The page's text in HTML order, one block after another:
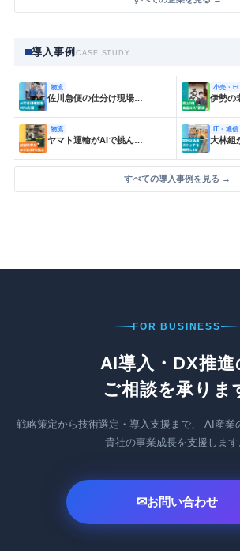
導入事例CASE STUDY
物流
佐川急便の仕分け現場…
小売・
伊勢の
物流
ヤマト運輸がAIで挑ん…
IT・通信
大林組
すべての導入事例を見る →
FOR BUSINESS
AI導入・DX推進
ご相談を承りま
戦略策定から技術選定・導入支援まで、
AI産業
貴社の事業成長を支援します
✉お問い合わせ